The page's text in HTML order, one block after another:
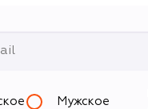
Мужское